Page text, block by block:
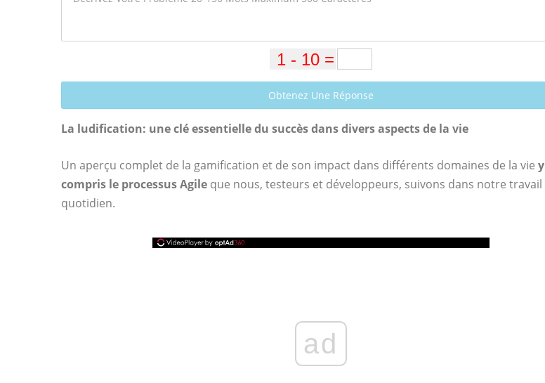
Obtenez Une Réponse
La ludification: une clé essentielle du succès dans divers aspects de la vie
Un aperçu complet de la gamification et de son impact dans différents domaines de la vie y
compris le processus Agile que nous, testeurs et développeurs, suivons dans notre travail
quotidien.
ad